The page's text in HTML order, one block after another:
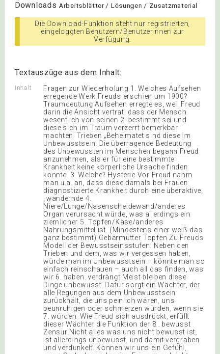
Downloads Arbeitsblätter / Lösungen / Zusatzmaterial
Die Download-Funktion steht nur registrierten,
eingeloggten Benutzern/Benutzerinnen zur
Verfügung.
Textauszüge aus dem Inhalt:
Inhalt
Fragen zur Wiederholung 1. Welches Aufsehen
erregende Werk Freuds erschien um 1900?
Traumdeutung Aufsehen erregte es, weil Freud
darin die Ansicht vertrat, dass der Mensch
wesentlich von seinen 2. bestimmt sei und
diese sich im Traum verzerrt bemerkbar
machten. Trieben „Beheimatet sind diese im
Unbewusstsein. Die überragende Bedeutung
des Unbewussten im Menschen begann Freud
anzunehmen, als er für eine bestimmte
Krankheit keine körperliche Ursache finden
konnte. 3. Welche? Hysterie Vor Freud nahm
man u.a. an, dass diese damals bei Frauen
diagnostizierte Krankheit durch eine überaktive,
„wandernde 4.
Niere/Lunge/Nasenscheidewand/anderes
Organ verursacht würde, was allerdings ein
ziemlicher 5. Topfen/Käse/anderes
Nahrungsmittel ist. (Mindestens einer weiß das
ganz bestimmt) Gebärmutter Topfen Zu Freuds
Modell der Bewusstseinsstufen: Neben den
Trieben und dem, was wir vergessen haben,
würde man im Unbewusstsein – könnte man so
einfach reinschauen – auch all das finden, was
wir 6. haben. verdrängt Meist bleiben diese
Dinge unbewusst. Dafür sorgt ein Wächter, der
alle Regungen aus dem Unbewusstsein
zurückhält, die uns peinlich wären, uns
beunruhigen oder schmerzen würden, wenn sie
7. würden. Wie Freud sich ausdrückt, erfüllt
dieser Wächter die Funktion der 8.. bewusst
Zensur Nicht alles was uns nicht bewusst ist,
ist allerdings unbewusst, und damit vergraben
und verdunkelt. Können wir uns ein Gefühl,